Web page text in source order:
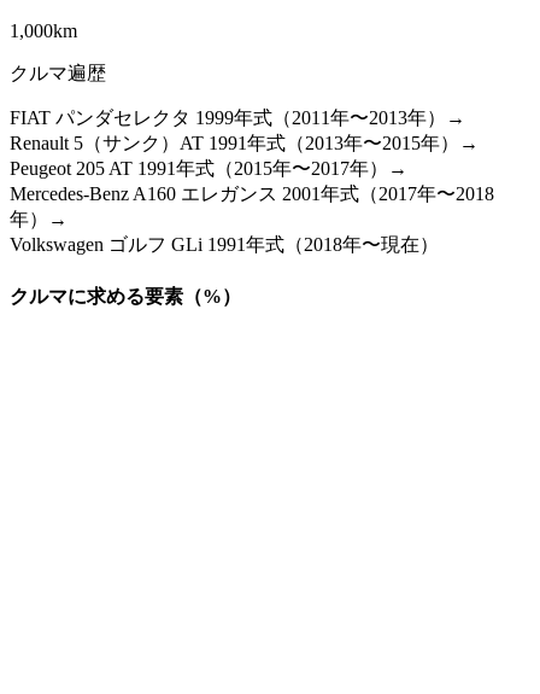
1,000km
クルマ遍歴
FIAT パンダセレクタ 1999年式（2011年〜2013年）→
Renault 5（サンク）AT 1991年式（2013年〜2015年）→
Peugeot 205 AT 1991年式（2015年〜2017年）→
Mercedes-Benz A160 エレガンス 2001年式（2017年〜2018
年）→
Volkswagen ゴルフ GLi 1991年式（2018年〜現在）
クルマに求める要素（%）